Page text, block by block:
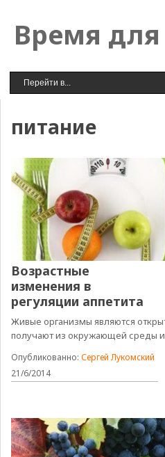
Время
питание
Возрастные
изменения в
регуляции аппетита
Живые организмы являются
получают из окружающей среды и
Опубликованно:Сергей Лукомский
21/6/2014